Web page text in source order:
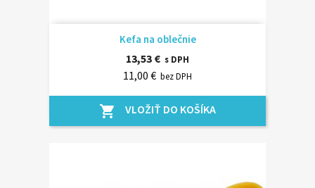
Kefa na oblečnie
13,53 € s DPH
11,00 € bez DPH
shopping_cart VLOŽIŤ DO KOŠÍKA